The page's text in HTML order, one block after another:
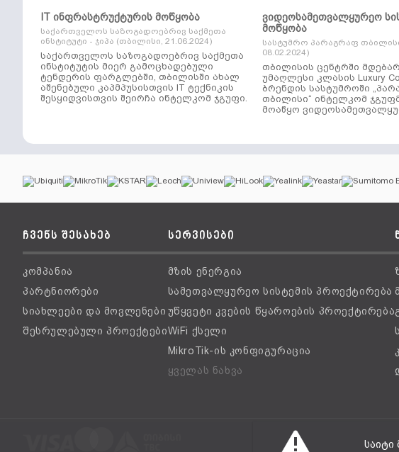
IT ინფრასტრუქტურის მოწყობა
საქართველოს საზოგადოებრივ საქმეთა
ინსტიტუტი - ჯიპა (თბილისი, 21.06.2024)
საქართველოს საზოგადოებრივ საქმეთა
ინსტიტუტის მიერ გამოცხადებული
ტენდერის ფარგლებში, თბილისში ახალ
აშენებული კაპმპუსისთვის IT ტექნიკის
შესყიდვისთვის შეირჩა ინტელკომ ჯგუფი.
ვიდეოსამეთვალყურეო
მოწყობა
სასტუმრო პარაგრაფ
08.02.2024)
თბილისის ცენტრში
უმაღლესი კლასის Luxury
ბრენდის სასტუმროში
თბილისი“ ინტელკომ
მოაწყო
ჩვენს შესახებ
კომპანია
პარტნიორები
სიახლეები და მოვლენები
შესრულებული პროექტები
სერვისები
მზის ენერგია
სამეთვალყურეო სისტემის პროექტირება
უწყვეტი კვების წყაროების პროექტირება
WiFi ქსელი
MikroTik-ის კონფიგურაცია
ყველას ნახვა
საიტი